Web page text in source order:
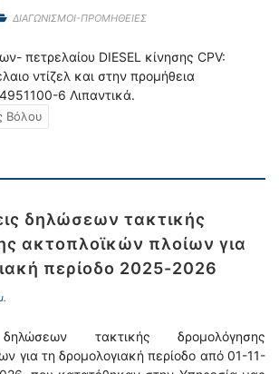
ΔΙΑΓΩΝΙΣΜΟΙ-ΠΡΟΜΗΘΕΙΕΣ
πετρελαίου DIESEL κίνησης CPV:
ντίζελ και στην προμήθεια
6 Λιπαντικά.
Βόλου
δηλώσεων τακτικής
ακτοπλοϊκών πλοίων για
περίοδο 2025-2026
δηλώσεων τακτικής δρομολόγησης
για τη δρομολογιακή περίοδο από 01-11-